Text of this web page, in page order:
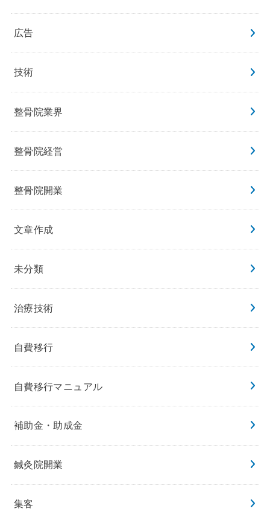
広告
技術
整骨院業界
整骨院経営
整骨院開業
文章作成
未分類
治療技術
自費移行
自費移行マニュアル
補助金・助成金
鍼灸院開業
集客